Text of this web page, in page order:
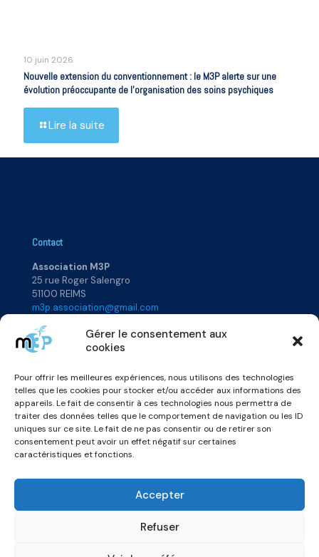
Gérer le consentement aux
cookies
Pour offrir les meilleures expériences, nous utilisons des technologies
telles que les cookies pour stocker et/ou accéder aux informations des
appareils. Le fait de consentir à ces technologies nous permettra de
traiter des données telles que le comportement de navigation ou les ID
uniques sur ce site. Le fait de ne pas consentir ou de retirer son
consentement peut avoir un effet négatif sur certaines
caractéristiques et fonctions.
Accepter
Refuser
10 juin 2026
Nouvelle extension du conventionnement : le M3P alerte sur une
évolution préoccupante de l’organisation des soins psychiques
Lire la suite
Contact
Association M3P
25 rue Roger Salengro
51100 REIMS
m3p.association@gmail.com
Accueil
Qui sommes-nous ?
Actualités
Rejoignez-nous
Annuaire
Vidéos & Podcats